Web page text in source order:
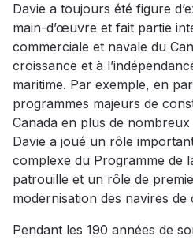
Davie a toujours été figure
main-d’œuvre et fait partie
commerciale et navale du
croissance et à
maritime. Par exemple, en
programmes majeurs de
Canada en plus de
Davie a joué un rôle
complexe du Programme de
patrouille et un rôle de
modernisation des navires
Pendant les 190 années de